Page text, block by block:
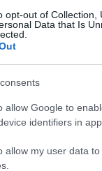
opt-out of Collection,
Data that Is
allow Google to
identifiers in
allow my user data
Τραμπ.